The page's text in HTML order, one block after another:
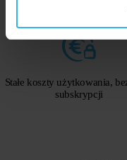
Stałe koszty użytkowania,
subskrypcji